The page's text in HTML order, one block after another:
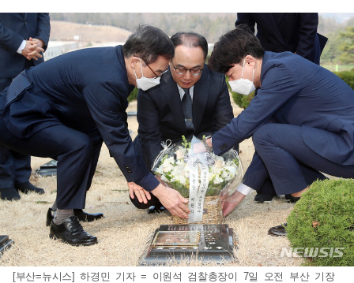
[부산=뉴시스] 하경민 기자 = 이원석 검찰총장이 7일 오전 부산 기장